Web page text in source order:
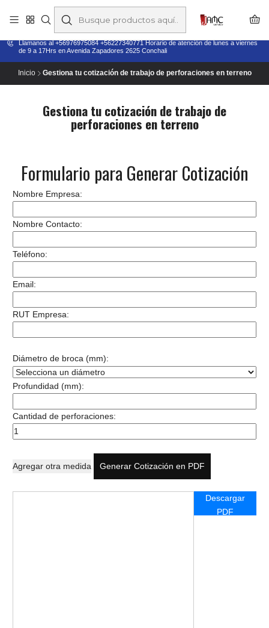
Taladros Magnéticos en Chile | Venta, Arriendo y Servicio
Técnico
Llamanos al +56976975084 +56227340771 Horario de atención de lunes a viernes
de 9 a 17Hrs en Avenida Zapadores 2625 Conchali
Inicio Gestiona tu cotización de trabajo de perforaciones en terreno
Gestiona tu cotización de trabajo de
perforaciones en terreno
Formulario para Generar Cotización
Nombre Empresa:
Nombre Contacto:
Teléfono:
Email:
RUT Empresa:
Diámetro de broca (mm):
Profundidad (mm):
Cantidad de perforaciones:
Agregar otra medida Generar Cotización en PDF
Descargar
PDF